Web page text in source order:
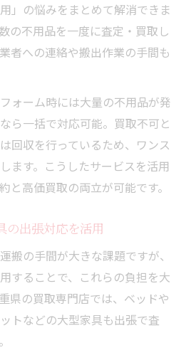
」の悩みをまとめて解消できま
の不用品を一度に査定・買取し
者への連絡や搬出作業の手間も
ォーム時には大量の不用品が発
ら一括で対応可能。買取不可と
回収を行っているため、ワンス
ます。こうしたサービスを活用
と高価買取の両立が可能です。
の出張対応を活用
搬の手間が大きな課題ですが、
することで、これらの負担を大
県の買取専門店では、ベッドや
トなどの大型家具も出張で査